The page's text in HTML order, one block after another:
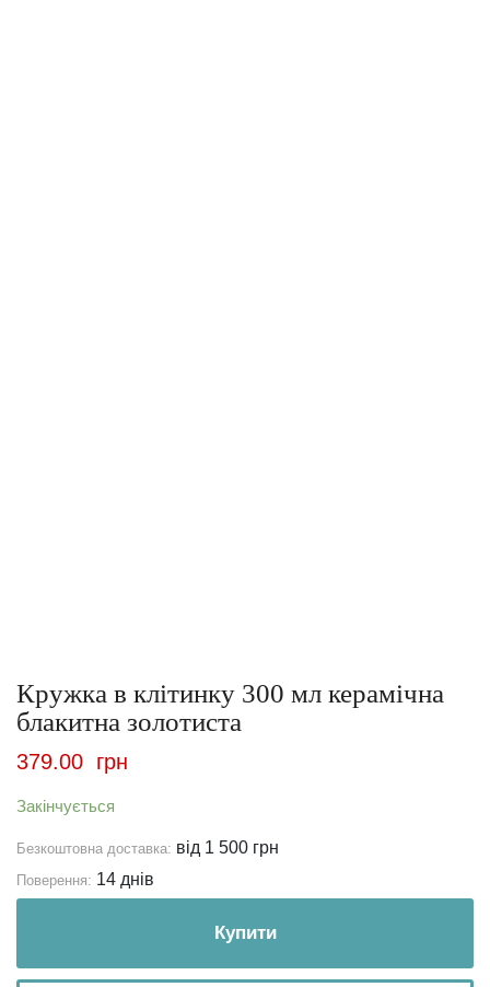
Кружка в клітинку 300 мл керамічна
блакитна золотиста
379.00 грн
Закінчується
Безкоштовна доставка: від 1 500 грн
Поверення: 14 днів
Купити